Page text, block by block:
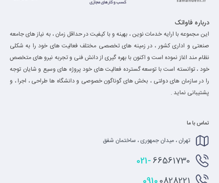
درباره فاواتک
این مجموعه با ارایه خدمات نوین ، بهینه و با کیفیت در حداقل زمان ، به نیاز های جامعه
صنعتی و اداری کشور ، در زمینه های تخصصی مختلف فعالیت های خود را به شکلی
نظام مند اغاز نموده است و اکنون با بهره گیری از دانش فنی و تجربه نیرو های متخصص
خود ، توانسته است با توسعه گسترده فعالیت های خود پروژه های وسیع و شایان توجه
را در سازمان های دولتی ، بخش های گوناگون خصوصی و دانشگاه ها طراحی ، اجرا ، و
پشتیبانی نماید .
تماس با ما
تهران ، میدان جمهوری ، ساختمان شفق
021-66561730